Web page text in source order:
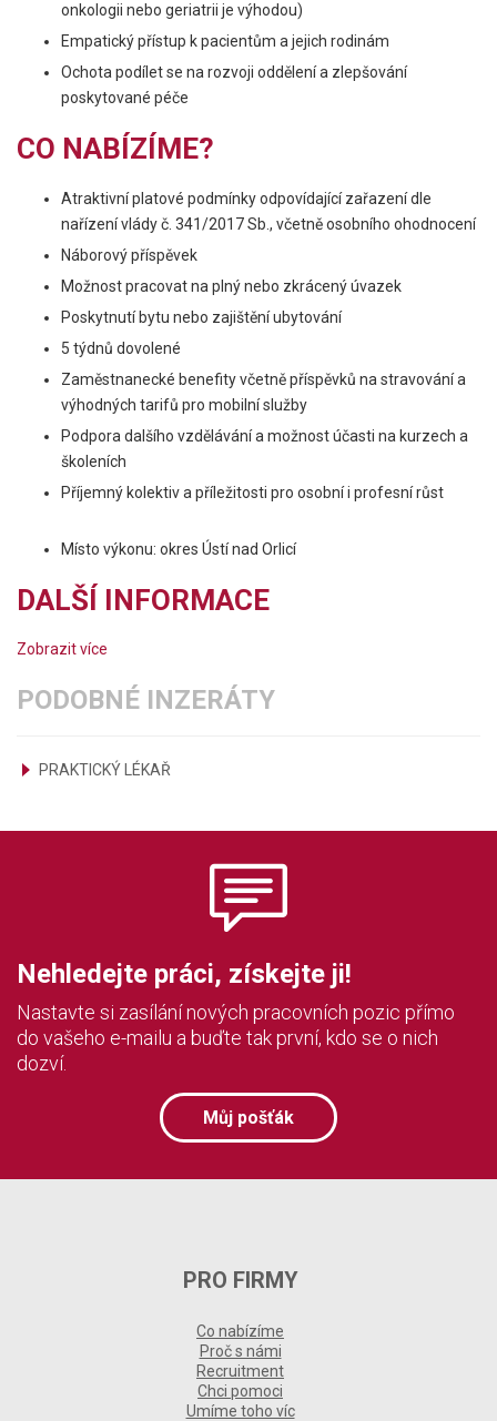
onkologii nebo geriatrii je výhodou)
Empatický přístup k pacientům a jejich rodinám
Ochota podílet se na rozvoji oddělení a zlepšování
poskytované péče
CO NABÍZÍME?
Atraktivní platové podmínky odpovídající zařazení dle
nařízení vlády č. 341/2017 Sb., včetně osobního ohodnocení
Náborový příspěvek
Možnost pracovat na plný nebo zkrácený úvazek
Poskytnutí bytu nebo zajištění ubytování
5 týdnů dovolené
Zaměstnanecké benefity včetně příspěvků na stravování a
výhodných tarifů pro mobilní služby
Podpora dalšího vzdělávání a možnost účasti na kurzech a
školeních
Příjemný kolektiv a příležitosti pro osobní i profesní růst
Místo výkonu: okres Ústí nad Orlicí
DALŠÍ INFORMACE
Zobrazit více
PODOBNÉ INZERÁTY
PRAKTICKÝ LÉKAŘ
Nehledejte práci, získejte ji!
Nastavte si zasílání nových pracovních pozic přímo
do vašeho e-mailu a buďte tak první, kdo se o nich
dozví.
Můj pošťák
PRO FIRMY
Co nabízíme
Proč s námi
Recruitment
Chci pomoci
Umíme toho víc